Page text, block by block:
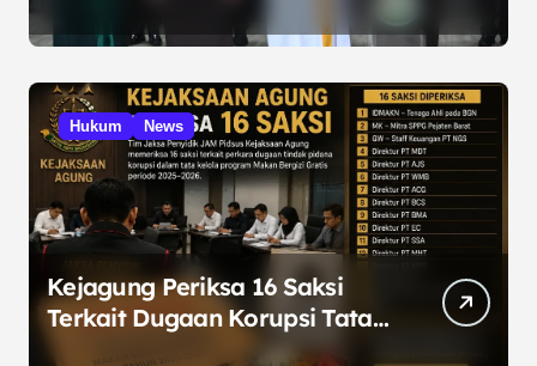
Hukum News
Kejagung Periksa 16 Saksi
Terkait Dugaan Korupsi Tata
Kelola Program MBG